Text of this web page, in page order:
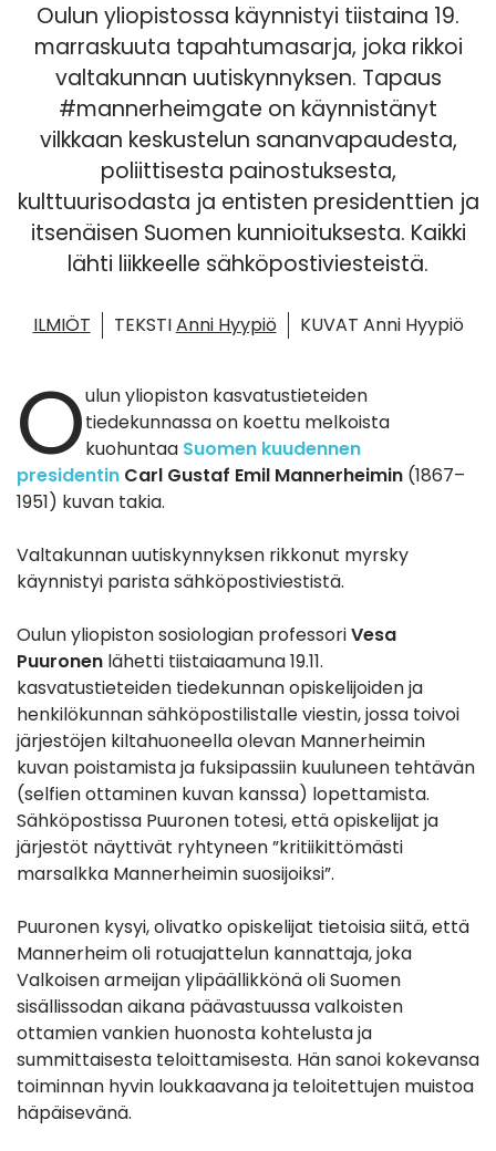
Oulun yliopistossa käynnistyi tiistaina 19.
marraskuuta tapahtumasarja, joka rikkoi
valtakunnan uutiskynnyksen. Tapaus
#mannerheimgate on käynnistänyt
vilkkaan keskustelun sananvapaudesta,
poliittisesta painostuksesta,
kulttuurisodasta ja entisten presidenttien ja
itsenäisen Suomen kunnioituksesta. Kaikki
lähti liikkeelle sähköpostiviesteistä.
ILMIÖT TEKSTIAnni Hyypiö KUVAT Anni Hyypiö
Oulun yliopiston kasvatustieteiden
tiedekunnassa on koettu melkoista
kuohuntaa Suomen kuudennen
presidentin Carl Gustaf Emil Mannerheimin (1867–
1951) kuvan takia.
Valtakunnan uutiskynnyksen rikkonut myrsky
käynnistyi parista sähköpostiviestistä.
Oulun yliopiston sosiologian professoriVesa
Puuronen lähetti tiistaiaamuna 19.11.
kasvatustieteiden tiedekunnan opiskelijoiden ja
henkilökunnan sähköpostilistalle viestin, jossa toivoi
järjestöjen kiltahuoneella olevan Mannerheimin
kuvan poistamista ja fuksipassiin kuuluneen tehtävän
(selfien ottaminen kuvan kanssa) lopettamista.
Sähköpostissa Puuronen totesi, että opiskelijat ja
järjestöt näyttivät ryhtyneen ”kritiikittömästi
marsalkka Mannerheimin suosijoiksi”.
Puuronen kysyi, olivatko opiskelijat tietoisia siitä, että
Mannerheim oli rotuajattelun kannattaja, joka
Valkoisen armeijan ylipäällikkönä oli Suomen
sisällissodan aikana päävastuussa valkoisten
ottamien vankien huonosta kohtelusta ja
summittaisesta teloittamisesta. Hän sanoi kokevansa
toiminnan hyvin loukkaavana ja teloitettujen muistoa
häpäisevänä.